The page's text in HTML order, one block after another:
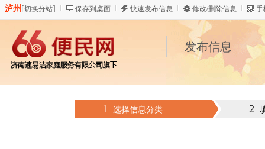
泸州 [切换分站] 保存到桌面 快速发布信息 修改/删除信息 手
发布信息
1 选择信息分类 2